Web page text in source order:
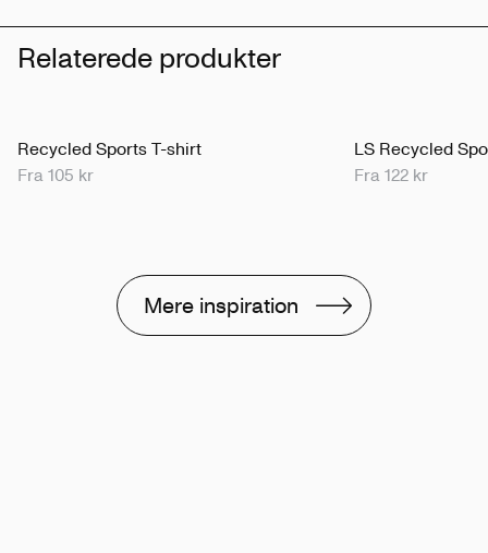
Relaterede produkter
Recycled Sports T-shirt
Fra 105 kr
LS Recycled
Fra 122 kr
Mere inspiration